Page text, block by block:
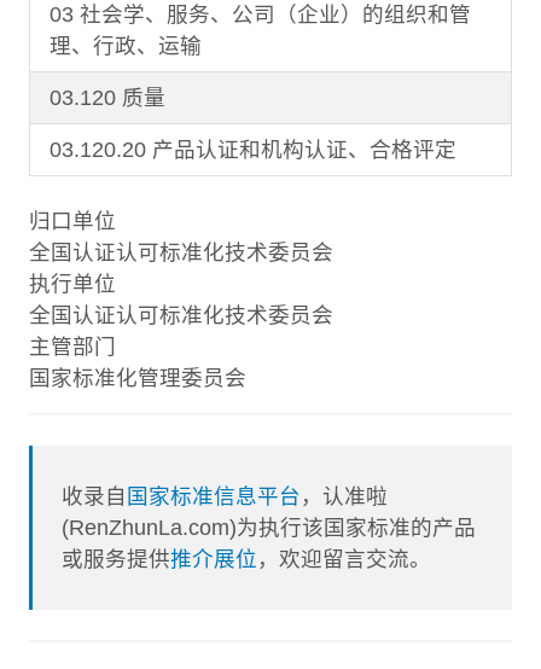
03 社会学、服务、公司（企业）的组织和管
理、行政、运输
03.120 质量
03.120.20 产品认证和机构认证、合格评定
归口单位
全国认证认可标准化技术委员会
执行单位
全国认证认可标准化技术委员会
主管部门
国家标准化管理委员会
收录自 国家标准信息平台 ，认准啦
(RenZhunLa.com)为执行该国家标准的产品
或服务提供推介展位 ，欢迎留言交流。